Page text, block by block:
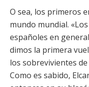
O sea, los primeros
mundo mundial.
españoles en
dimos la primera
los sobrevivientes
Como es sabido,